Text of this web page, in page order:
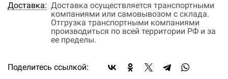
Доставка: Доставка осуществляется транспортными
компаниями или самовывозом с склада.
Отгрузка транспортными компаниями
производиться по всей территории РФ и за
ее пределы.
Поделитесь ссылкой: